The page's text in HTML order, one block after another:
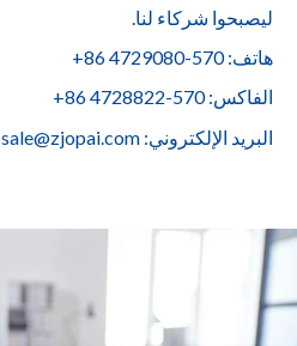
ليصبحوا شركاء لنا.
هاتف: 570-4729080 86+
الفاكس: 570-4728822 86+
البريد الإلكتروني: sale@zjopai.com